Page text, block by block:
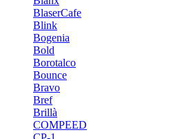
BlaserCafe
Blink
Bogenia
Bold
Borotalco
Bounce
Bravo
Bref
Brillà
COMPEED